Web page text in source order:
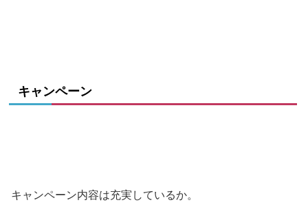
キャンペーン
キャンペーン内容は充実しているか。